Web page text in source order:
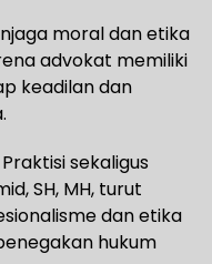
moral dan etika
advokat memiliki
keadilan dan
sekaligus
SH, MH, turut
dan etika
hukum